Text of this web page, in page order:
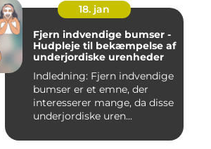
18. jan
Fjern indvendige bumser -
Hudpleje til bekæmpelse af
underjordiske urenheder
Indledning: Fjern indvendige
bumser er et emne, der
interesserer mange, da disse
underjordiske uren...